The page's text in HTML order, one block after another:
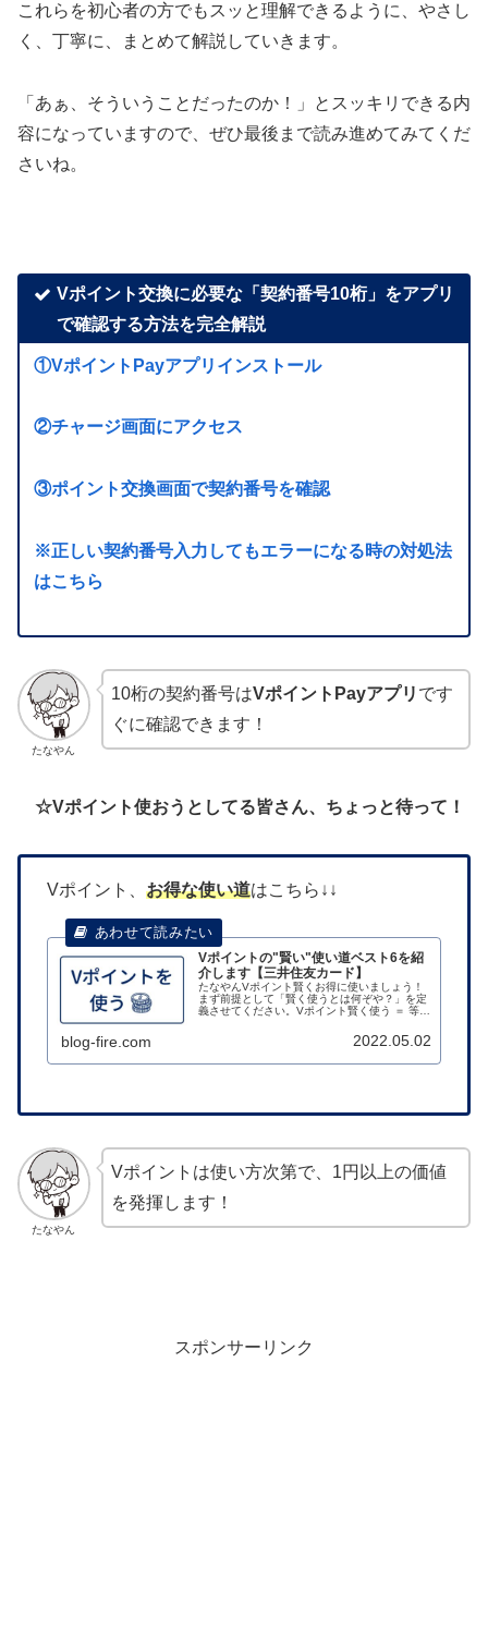
これらを初心者の方でもスッと理解できるように、やさし
く、丁寧に、まとめて解説していきます。
「あぁ、そういうことだったのか！」とスッキリできる内
容になっていますので、ぜひ最後まで読み進めてみてくだ
さいね。
Vポイント交換に必要な「契約番号10桁」をアプリ
で確認する方法を完全解説
①VポイントPayアプリインストール
②チャージ画面にアクセス
③ポイント交換画面で契約番号を確認
※正しい契約番号入力してもエラーになる時の対処法
はこちら
たなやん
10桁の契約番号はVポイントPayアプリ です
ぐに確認できます！
☆Vポイント使おうとしてる皆さん、ちょっと待って！
Vポイント、 お得な使い道はこちら↓↓
Vポイントの"賢い"使い道ベスト6を紹
介します【三井住友カード】
たなやんVポイント賢くお得に使いましょう！
まず前提として「賢く使うとは何ぞや？」を定
義させてください。Vポイント賢く使う ＝ 等価
て今回の記事の結論ですが、Vポイントの賢い
blog-fire.com 2022.05.02
たなやん
Vポイントは使い方次第で、1円以上の価値
を発揮します！
スポンサーリンク